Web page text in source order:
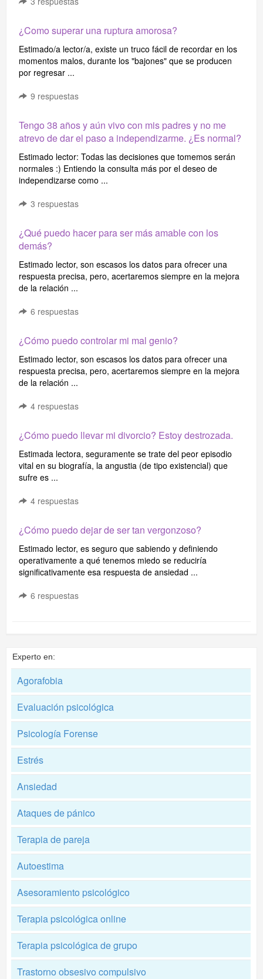
¿Como superar una ruptura amorosa?
Estimado/a lector/a, existe un truco fácil de recordar en los
momentos malos, durante los "bajones" que se producen
por regresar ...
9 respuestas
Tengo 38 años y aún vivo con mis padres y no me
atrevo de dar el paso a independizarme. ¿Es normal?
Estimado lector: Todas las decisiones que tomemos serán
normales :) Entiendo la consulta más por el deseo de
independizarse como ...
3 respuestas
¿Qué puedo hacer para ser más amable con los
demás?
Estimado lector, son escasos los datos para ofrecer una
respuesta precisa, pero, acertaremos siempre en la mejora
de la relación ...
6 respuestas
¿Cómo puedo controlar mi mal genio?
Estimado lector, son escasos los datos para ofrecer una
respuesta precisa, pero, acertaremos siempre en la mejora
de la relación ...
4 respuestas
¿Cómo puedo llevar mi divorcio? Estoy destrozada.
Estimada lectora, seguramente se trate del peor episodio
vital en su biografía, la angustia (de tipo existencial) que
sufre es ...
4 respuestas
¿Cómo puedo dejar de ser tan vergonzoso?
Estimado lector, es seguro que sabiendo y definiendo
operativamente a qué tenemos miedo se reduciría
significativamente esa respuesta de ansiedad ...
6 respuestas
Experto en:
Agorafobia
Evaluación psicológica
Psicología Forense
Estrés
Ansiedad
Ataques de pánico
Terapia de pareja
Autoestima
Asesoramiento psicológico
Terapia psicológica online
Terapia psicológica de grupo
Trastorno obsesivo compulsivo